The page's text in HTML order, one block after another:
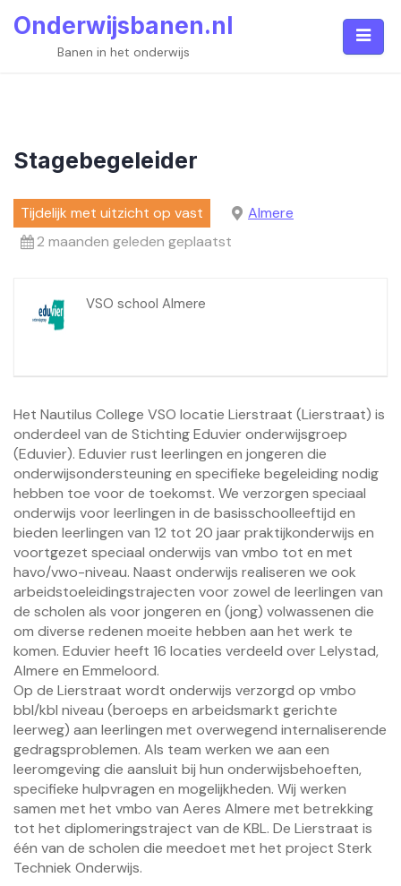
Onderwijsbanen.nl
Banen in het onderwijs
Stagebegeleider
Tijdelijk met uitzicht op vast
Almere
2 maanden geleden geplaatst
VSO school Almere
Het Nautilus College VSO locatie Lierstraat (Lierstraat) is
onderdeel van de Stichting Eduvier onderwijsgroep
(Eduvier). Eduvier rust leerlingen en jongeren die
onderwijsondersteuning en specifieke begeleiding nodig
hebben toe voor de toekomst. We verzorgen speciaal
onderwijs voor leerlingen in de basisschoolleeftijd en
bieden leerlingen van 12 tot 20 jaar praktijkonderwijs en
voortgezet speciaal onderwijs van vmbo tot en met
havo/vwo-niveau. Naast onderwijs realiseren we ook
arbeidstoeleidingstrajecten voor zowel de leerlingen van
de scholen als voor jongeren en (jong) volwassenen die
om diverse redenen moeite hebben aan het werk te
komen. Eduvier heeft 16 locaties verdeeld over Lelystad,
Almere en Emmeloord.
Op de Lierstraat wordt onderwijs verzorgd op vmbo
bbl/kbl niveau (beroeps en arbeidsmarkt gerichte
leerweg) aan leerlingen met overwegend internaliserende
gedragsproblemen. Als team werken we aan een
leeromgeving die aansluit bij hun onderwijsbehoeften,
specifieke hulpvragen en mogelijkheden. Wij werken
samen met het vmbo van Aeres Almere met betrekking
tot het diplomeringstraject van de KBL. De Lierstraat is
één van de scholen die meedoet met het project Sterk
Techniek Onderwijs.